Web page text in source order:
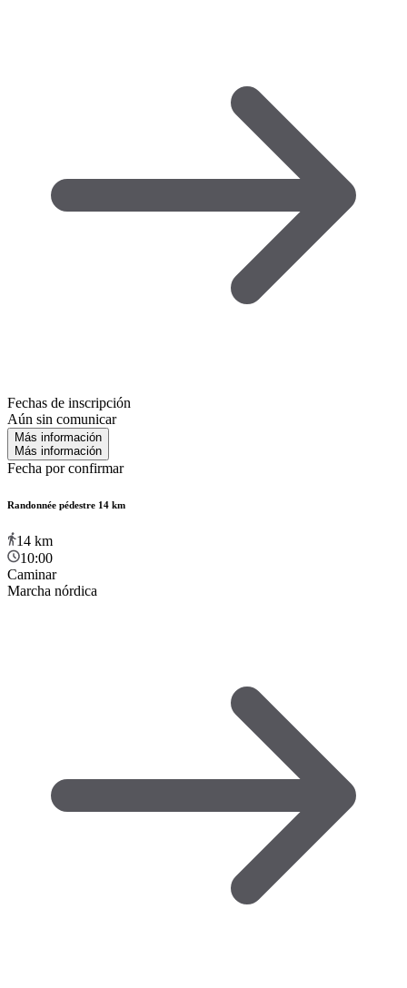
Fechas de inscripción
Aún sin comunicar
Más información
Más información
Fecha por confirmar
Randonnée pédestre 14 km
14 km
10:00
Caminar
Marcha nórdica